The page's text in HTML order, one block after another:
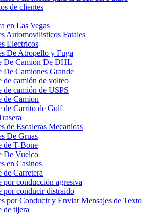
de clientes
en Las Vegas
Automovilisticos Fatales
Electricos
De Atropello y Fuga
De Camión De DHL
De Camiones Grande
de camión de volteo
de camión de USPS
de Camion
de Carrito de Golf
de Escaleras Mecanicas
De Gruas
de T-Bone
De Vuelco
en Casinos
de Carretera
por conducción agresiva
por conducir distraído
por Conducir y Enviar Mensajes de Texto
de tijera